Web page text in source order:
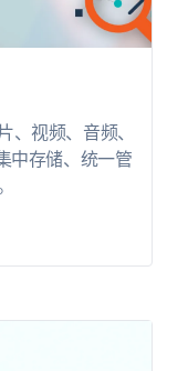
视频、⾳频、
中存储、统一管